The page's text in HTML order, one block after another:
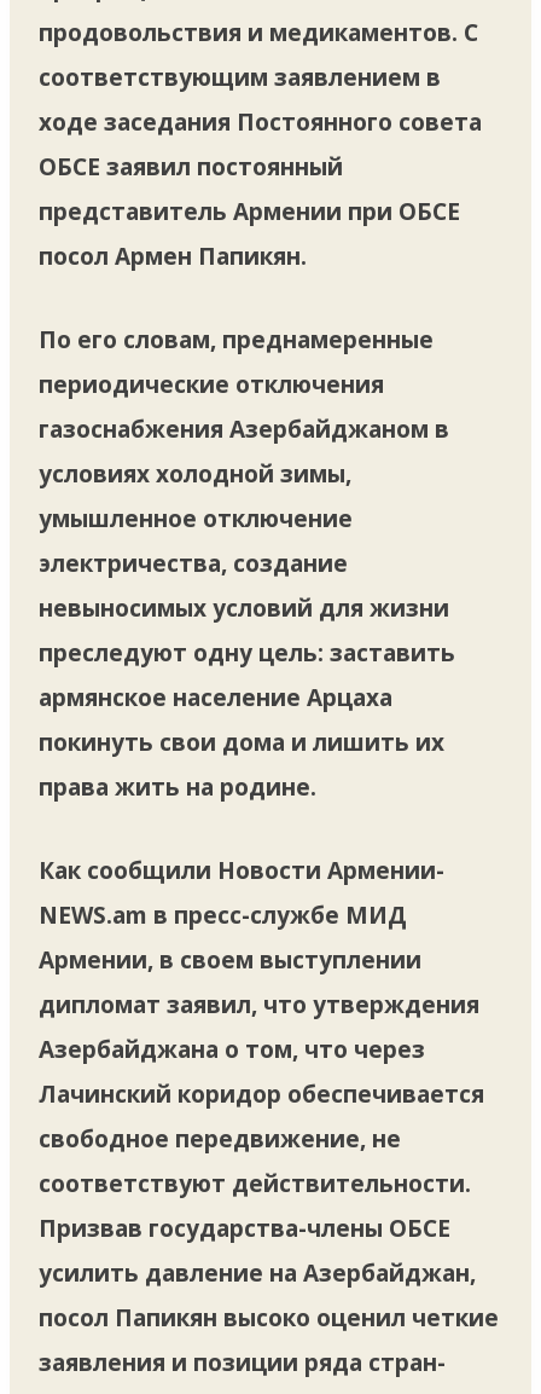
продовольствия и медикаментов. С
соответствующим заявлением в
ходе заседания Постоянного совета
ОБСЕ заявил постоянный
представитель Армении при ОБСЕ
посол Армен Папикян.
По его словам, преднамеренные
периодические отключения
газоснабжения Азербайджаном в
условиях холодной зимы,
умышленное отключение
электричества, создание
невыносимых условий для жизни
преследуют одну цель: заставить
армянское население Арцаха
покинуть свои дома и лишить их
права жить на родине.
Как сообщили Новости Армении-
NEWS.am в пресс-службе МИД
Армении, в своем выступлении
дипломат заявил, что утверждения
Азербайджана о том, что через
Лачинский коридор обеспечивается
свободное передвижение, не
соответствуют действительности.
Призвав государства-члены ОБСЕ
усилить давление на Азербайджан,
посол Папикян высоко оценил четкие
заявления и позиции ряда стран-